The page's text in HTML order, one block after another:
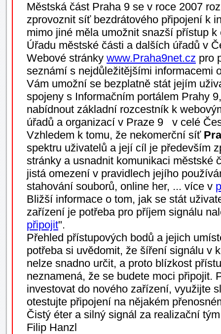
Městská část Praha 9 se v roce 2007
zprovoznit síť bezdrátového připojení k
mimo jiné měla umožnit snazší přístup
Úřadu městské části a dalších úřadů v
Webové stránky www.Praha9net.cz pro
seznámí s nejdůležitějšími informacemi
Vám umožní se bezplatně stát jejím
spojeny s Informačním portálem Prahy
nabídnout základní rozcestník k
úřadů a organizací v Praze 9 v celé
Vzhledem k tomu, že nekomerční síť
spektru uživatelů a její cíl je především
stránky a usnadnit komunikaci městské
jistá omezení v pravidlech jejího
stahování souborů, online her, ... více v
Bližší informace o tom, jak se stát
zařízení je potřeba pro příjem signálu
připojit".
Přehled přístupových bodů a jejich
potřeba si uvědomit, že šíření signálu v
nelze snadno určit, a proto blízkost
neznamená, že se budete moci připojit.
investovat do nového zařízení, využijte
otestujte připojení na nějakém
Čistý éter a silný signál za realizační
Filip Hanzl